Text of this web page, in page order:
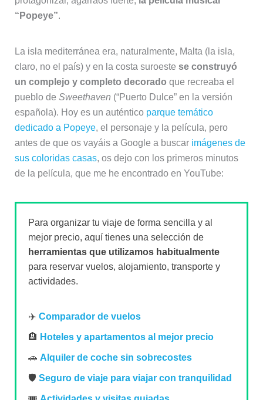
“Popeye”.
La isla mediterránea era, naturalmente, Malta (la isla,
claro, no el país) y en la costa suroeste se construyó
un complejo y completo decorado que recreaba el
pueblo de Sweethaven (“Puerto Dulce” en la versión
española). Hoy es un auténtico parque temático
dedicado a Popeye, el personaje y la película, pero
antes de que os vayáis a Google a buscar imágenes de
sus coloridas casas, os dejo con los primeros minutos
de la película, que me he encontrado en YouTube:
Para organizar tu viaje de forma sencilla y al
mejor precio, aquí tienes una selección de
herramientas que utilizamos habitualmente
para reservar vuelos, alojamiento, transporte y
actividades.
✈️ Comparador de vuelos
🏨 Hoteles y apartamentos al mejor precio
🚗 Alquiler de coche sin sobrecostes
🛡️ Seguro de viaje para viajar con tranquilidad